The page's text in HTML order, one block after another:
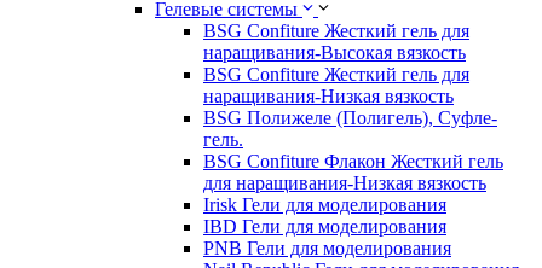
Гелевые системы
BSG Confiture Жесткий гель для
наращивания-Высокая вязкость
BSG Confiture Жесткий гель для
наращивания-Низкая вязкость
BSG Полижеле (Полигель), Суфле-
гель.
BSG Confiture Флакон Жесткий гель
для наращивания-Низкая вязкость
Irisk Гели для моделирования
IBD Гели для моделирования
PNB Гели для моделирования